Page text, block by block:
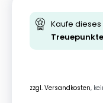
Kaufe
zzgl. Versandkosten,